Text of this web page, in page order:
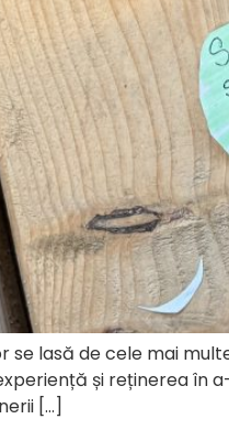
se lasă de cele mai
și reținerea în
[…]